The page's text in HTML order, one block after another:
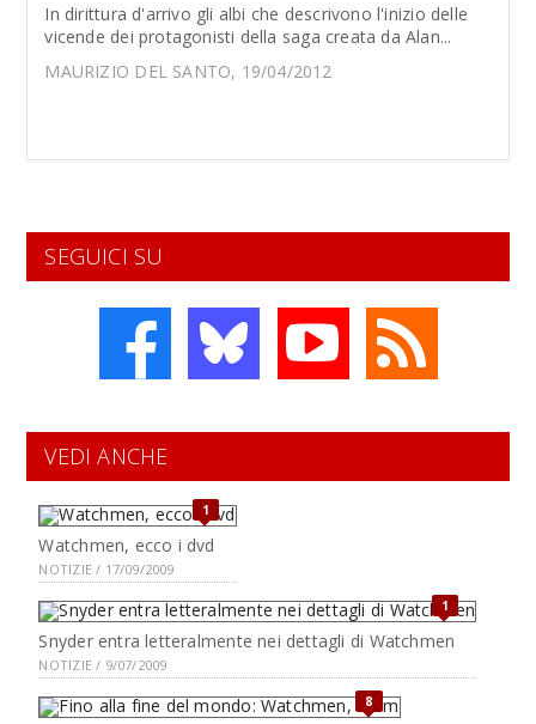
In dirittura d'arrivo gli albi che descrivono l'inizio delle
vicende dei protagonisti della saga creata da Alan...
MAURIZIO DEL SANTO, 19/04/2012
SEGUICI SU
VEDI ANCHE
1
Watchmen, ecco i dvd
NOTIZIE / 17/09/2009
1
Snyder entra letteralmente nei dettagli di Watchmen
NOTIZIE / 9/07/2009
8